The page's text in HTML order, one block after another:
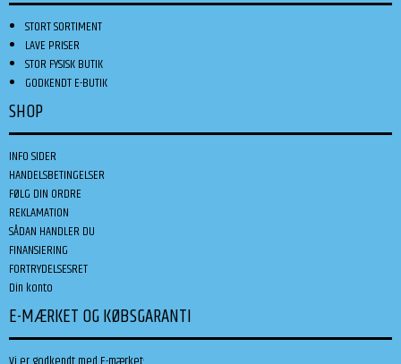
STORT SORTIMENT
LAVE PRISER
STOR FYSISK BUTIK
GODKENDT E-BUTIK
SHOP
INFO SIDER
HANDELSBETINGELSER
FØLG DIN ORDRE
REKLAMATION
SÅDAN HANDLER DU
FINANSIERING
FORTRYDELSESRET
Din konto
E-MÆRKET OG KØBSGARANTI